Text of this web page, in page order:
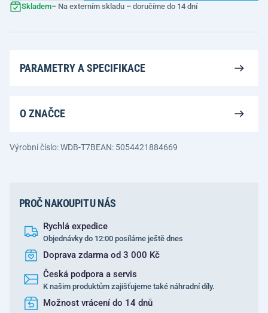
Skladem– Na externím skladu – doručíme do 14 dní
PARAMETRY A SPECIFIKACE
O ZNAČCE
Výrobní číslo: WDB-T7BEAN: 5054421884669
PROČ NAKOUPIT U NÁS
Rychlá expedice
Objednávky do 12:00 posíláme ještě dnes
Doprava zdarma od 3 000 Kč
Česká podpora a servis
K našim produktům zajišťujeme také náhradní díly.
Možnost vrácení do 14 dnů